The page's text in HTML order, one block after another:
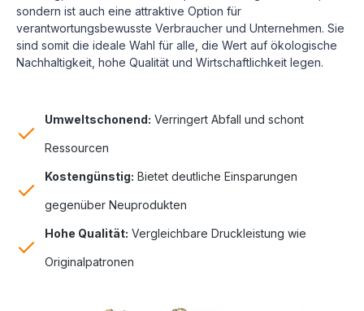
sondern ist auch eine attraktive Option für
verantwortungsbewusste Verbraucher und Unternehmen. Sie
sind somit die ideale Wahl für alle, die Wert auf ökologische
Nachhaltigkeit, hohe Qualität und Wirtschaftlichkeit legen.
Umweltschonend: Verringert Abfall und schont
Ressourcen
Kostengünstig: Bietet deutliche Einsparungen
gegenüber Neuprodukten
Hohe Qualität: Vergleichbare Druckleistung wie
Originalpatronen